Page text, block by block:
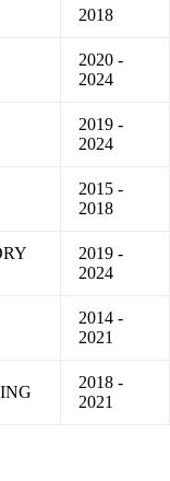
2018
2020 -
2024
2019 -
2024
2015 -
2018
2019 -
2024
2014 -
2021
2018 -
2021